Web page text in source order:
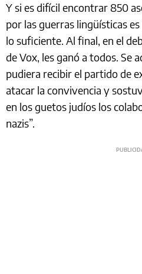
Y si es difícil encontrar 850
por las guerras lingüísticas
lo suficiente. Al final, en el
de Vox, les ganó a todos. Se
pudiera recibir el partido de
atacar la convivencia y
en los guetos judíos los
nazis”.